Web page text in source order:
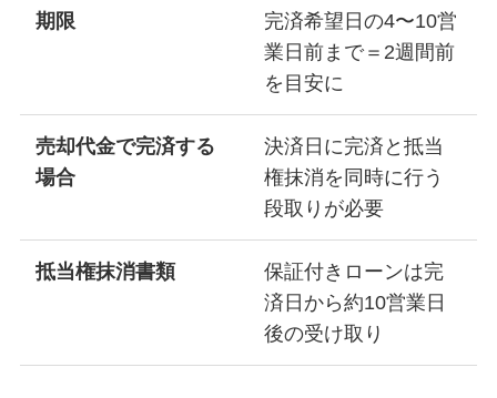
期限
完済希望日の4〜10営
業日前まで＝2週間前
を目安に
売却代金で完済する
場合
決済日に完済と抵当
権抹消を同時に行う
段取りが必要
抵当権抹消書類
保証付きローンは完
済日から約10営業日
後の受け取り